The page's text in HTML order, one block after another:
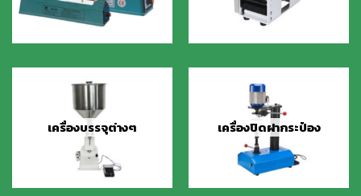
เครื่องบรรจุต่างๆ เครื่องปิดฝากระป๋อง